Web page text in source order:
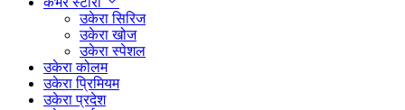
उकेरा सिरिज
उकेरा खोज
उकेरा स्पेशल
उकेरा कोलम
उकेरा प्रिमियम
उकेरा प्रदेश